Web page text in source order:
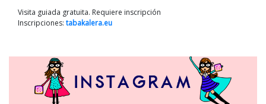
Visita guiada gratuita. Requiere inscripción
Inscripciones: tabakalera.eu